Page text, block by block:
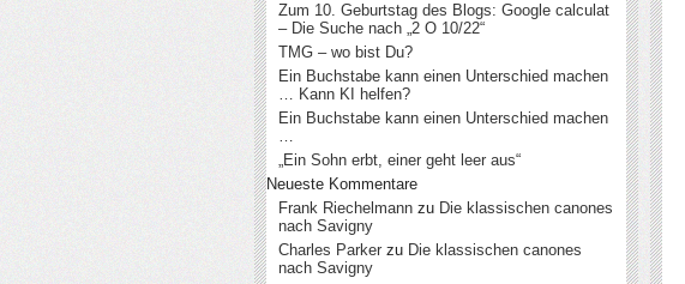
Zum 10. Geburtstag des Blogs: Google calculat
– Die Suche nach „2 O 10/22“
TMG – wo bist Du?
Ein Buchstabe kann einen Unterschied machen
… Kann KI helfen?
Ein Buchstabe kann einen Unterschied machen
…
„Ein Sohn erbt, einer geht leer aus“
Neueste Kommentare
Frank Riechelmann zu Die klassischen canones
nach Savigny
Charles Parker zu Die klassischen canones
nach Savigny